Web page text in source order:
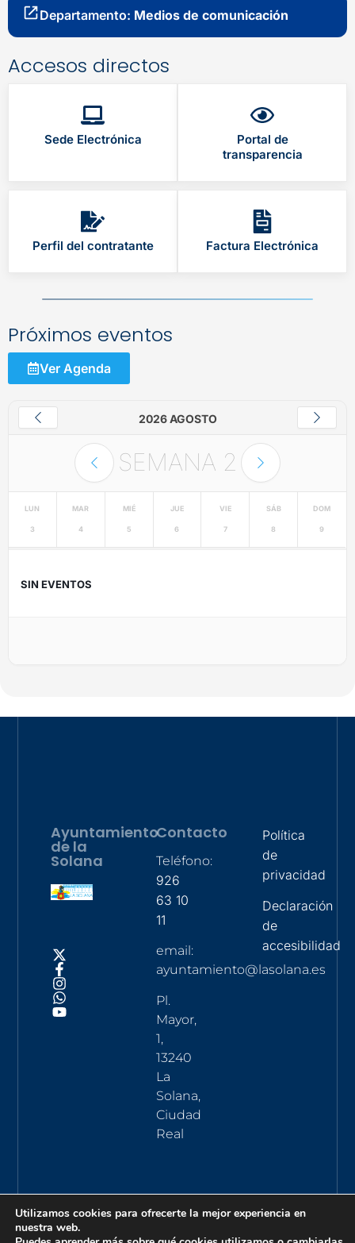
Departamento: Medios de comunicación
Accesos directos
Sede Electrónica
Portal de
transparencia
Perfil del contratante Factura Electrónica
Próximos eventos
Ver Agenda
2026 AGOSTO
SEMANA 2
LUN
3
MAR
4
MIÉ
5
JUE
6
VIE
7
SÁB
8
DOM
9
SIN EVENTOS
Ayuntamiento
de la
Solana
Contacto
Teléfono:
926
63 10
11
email:
ayuntamiento@lasolana.es
Pl.
Mayor,
1,
13240
La
Solana,
Ciudad
Real
Política
de
privacidad
Declaración
de
accesibilidad
Utilizamos cookies para ofrecerte la mejor experiencia en
nuestra web.